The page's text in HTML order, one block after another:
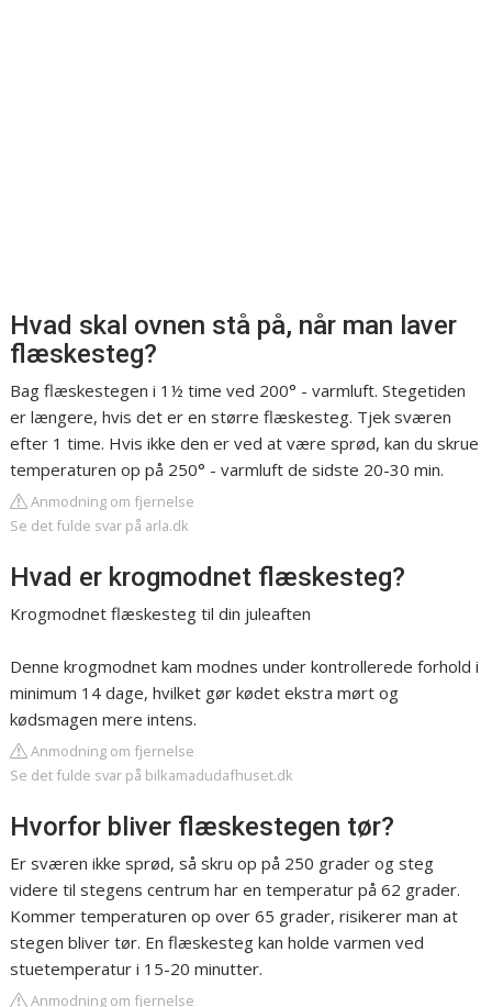
Hvad skal ovnen stå på, når man laver
flæskesteg?
Bag flæskestegen i 1½ time ved 200° - varmluft. Stegetiden
er længere, hvis det er en større flæskesteg. Tjek sværen
efter 1 time. Hvis ikke den er ved at være sprød, kan du skrue
temperaturen op på 250° - varmluft de sidste 20-30 min.
Anmodning om fjernelse
Se det fulde svar på arla.dk
Hvad er krogmodnet flæskesteg?
Krogmodnet flæskesteg til din juleaften
Denne krogmodnet kam modnes under kontrollerede forhold i
minimum 14 dage, hvilket gør kødet ekstra mørt og
kødsmagen mere intens.
Anmodning om fjernelse
Se det fulde svar på bilkamadudafhuset.dk
Hvorfor bliver flæskestegen tør?
Er sværen ikke sprød, så skru op på 250 grader og steg
videre til stegens centrum har en temperatur på 62 grader.
Kommer temperaturen op over 65 grader, risikerer man at
stegen bliver tør. En flæskesteg kan holde varmen ved
stuetemperatur i 15-20 minutter.
Anmodning om fjernelse